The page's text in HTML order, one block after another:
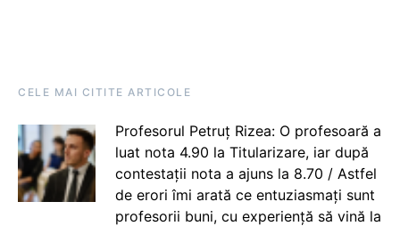
CELE MAI CITITE ARTICOLE
Profesorul Petruț Rizea: O profesoară a
luat nota 4.90 la Titularizare, iar după
contestații nota a ajuns la 8.70 / Astfel
de erori îmi arată ce entuziasmați sunt
profesorii buni, cu experiență să vină la